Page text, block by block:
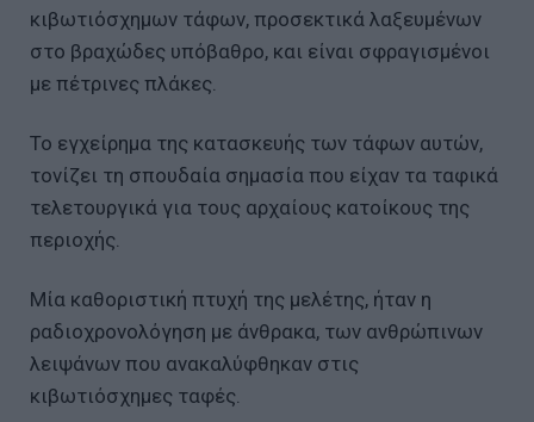
κιβωτιόσχημων τάφων, προσεκτικά λαξευμένων
στο βραχώδες υπόβαθρο, και είναι σφραγισμένοι
με πέτρινες πλάκες.
Το εγχείρημα της κατασκευής των τάφων αυτών,
τονίζει τη σπουδαία σημασία που είχαν τα ταφικά
τελετουργικά για τους αρχαίους κατοίκους της
περιοχής.
Μία καθοριστική πτυχή της μελέτης, ήταν η
ραδιοχρονολόγηση με άνθρακα, των ανθρώπινων
λειψάνων που ανακαλύφθηκαν στις
κιβωτιόσχημες ταφές.